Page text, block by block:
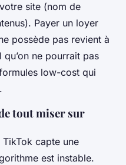
site (nom de
Payer un loyer
possède pas revient à
ne pourrait pas
low-cost qui
tout miser sur
capte une
est instable.